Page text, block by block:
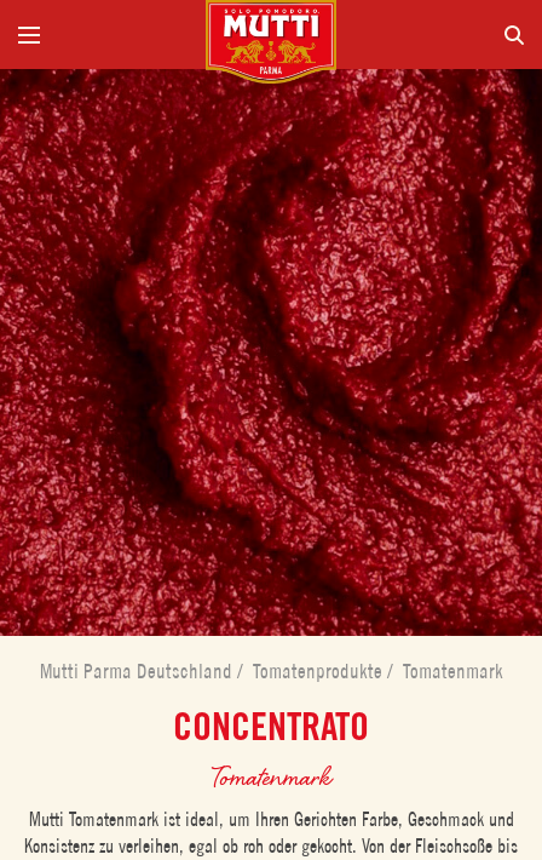
Mutti Parma Deutschland / Tomatenprodukte / Tomatenmark
CONCENTRATO
Tomatenmark
Mutti Tomatenmark ist ideal, um Ihren Gerichten Farbe, Geschmack und
Konsistenz zu verleihen, egal ob roh oder gekocht. Von der Fleischsoße bis